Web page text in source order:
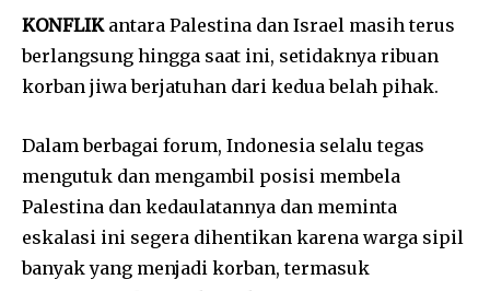
KONFLIKantara Palestina dan Israel masih terus
berlangsung hingga saat ini, setidaknya ribuan
korban jiwa berjatuhan dari kedua belah pihak.
Dalam berbagai forum, Indonesia selalu tegas
mengutuk dan mengambil posisi membela
Palestina dan kedaulatannya dan meminta
eskalasi ini segera dihentikan karena warga sipil
banyak yang menjadi korban, termasuk